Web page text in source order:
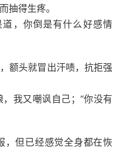
抽得生疼。
，你倒是有什么好感情
额头就冒出汗啧，抗拒强
我又嘲讽自己；“你没有
，但已经感觉全身都在恢